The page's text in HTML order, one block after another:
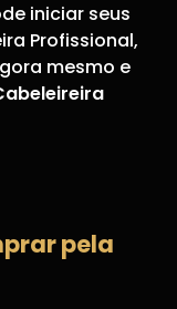
iniciar seus
Profissional,
mesmo e
pela